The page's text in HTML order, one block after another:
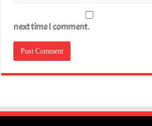
next time I comment.